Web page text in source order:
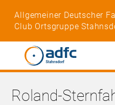
Allgemeiner Deutscher
Club Ortsgruppe
Roland-